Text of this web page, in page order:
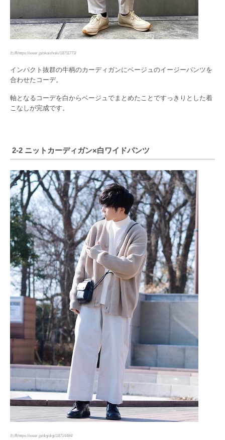
出典https://wear.jp/okaishoki/18711773/
インパクト抜群の牛柄のカーディガンにベージュのイージーパンツを
合わせたコーデ。
軸となるコーデを白からベージュでまとめたことですっきりとした着
こなしが完成です。
2-2 ニットカーディガン×白ワイドパンツ
出典https://wear.jp/digidigi/18714484/